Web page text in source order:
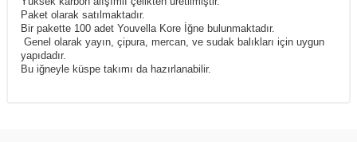
Paket olarak satılmaktadır.
Bir pakette 100 adet Youvella Kore İğne bulunmaktadır.
Genel olarak yayın, çipura, mercan, ve sudak balıkları için uygun
yapıdadır.
Bu iğneyle küspe takımı da hazırlanabilir.